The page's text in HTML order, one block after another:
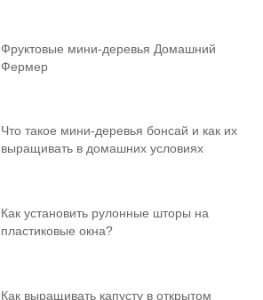
Фруктовыe мини-деревья Домашний
Фермер
Что такое мини-деревья бонсай и как их
выращивать в домашних условиях
Как установить рулонные шторы на
пластиковые окна?
Как выращивать капусту в открытом